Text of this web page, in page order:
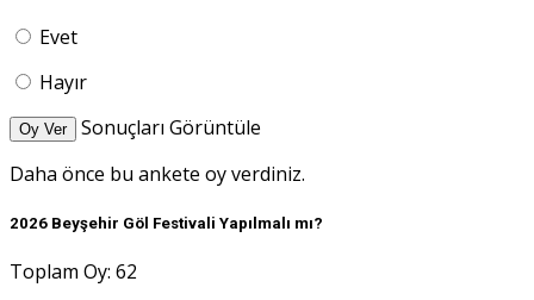
Evet
Hayır
Oy Ver
Sonuçları Görüntüle
Daha önce bu ankete oy verdiniz.
2026 Beyşehir Göl Festivali Yapılmalı mı?
Toplam Oy: 62